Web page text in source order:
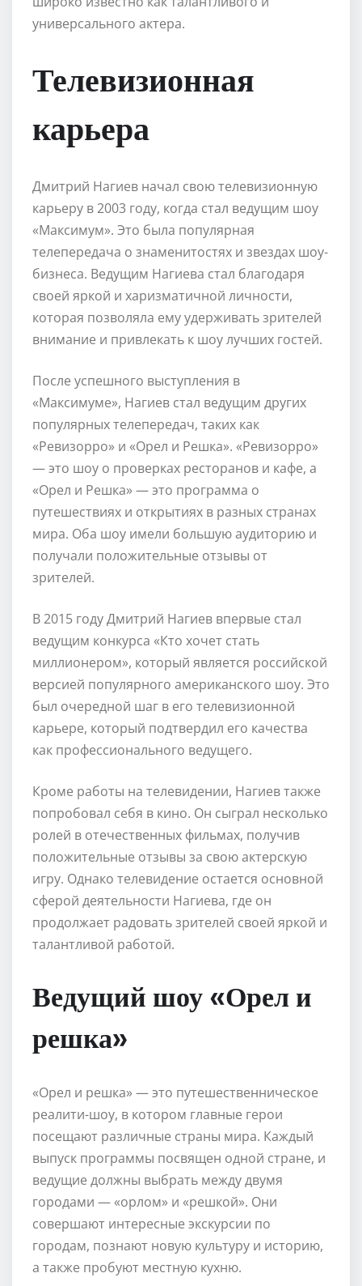
универсального актера.
Телевизионная
карьера
Дмитрий Нагиев начал свою телевизионную
карьеру в 2003 году, когда стал ведущим шоу
«Максимум». Это была популярная
телепередача о знаменитостях и звездах шоу-
бизнеса. Ведущим Нагиева стал благодаря
своей яркой и харизматичной личности,
которая позволяла ему удерживать зрителей
внимание и привлекать к шоу лучших гостей.
После успешного выступления в
«Максимуме», Нагиев стал ведущим других
популярных телепередач, таких как
«Ревизорро» и «Орел и Решка». «Ревизорро»
— это шоу о проверках ресторанов и кафе, а
«Орел и Решка» — это программа о
путешествиях и открытиях в разных странах
мира. Оба шоу имели большую аудиторию и
получали положительные отзывы от
зрителей.
В 2015 году Дмитрий Нагиев впервые стал
ведущим конкурса «Кто хочет стать
миллионером», который является российской
версией популярного американского шоу. Это
был очередной шаг в его телевизионной
карьере, который подтвердил его качества
как профессионального ведущего.
Кроме работы на телевидении, Нагиев также
попробовал себя в кино. Он сыграл несколько
ролей в отечественных фильмах, получив
положительные отзывы за свою актерскую
игру. Однако телевидение остается основной
сферой деятельности Нагиева, где он
продолжает радовать зрителей своей яркой и
талантливой работой.
Ведущий шоу «Орел и
решка»
«Орел и решка» — это путешественническое
реалити-шоу, в котором главные герои
посещают различные страны мира. Каждый
выпуск программы посвящен одной стране, и
ведущие должны выбрать между двумя
городами — «орлом» и «решкой». Они
совершают интересные экскурсии по
городам, познают новую культуру и историю,
а также пробуют местную кухню.